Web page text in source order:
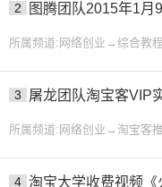
2 图腾团队2015年1月
所属频道:网络创业→综合教
3 屠龙团队淘宝客VIP
所属频道:网络创业→淘宝客
4 淘宝大学收费视频《